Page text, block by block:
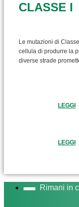
CLASSE I
Le mutazioni di
cellula di produrre la
diverse strade
LEGGI
LEGGI
Rimani in